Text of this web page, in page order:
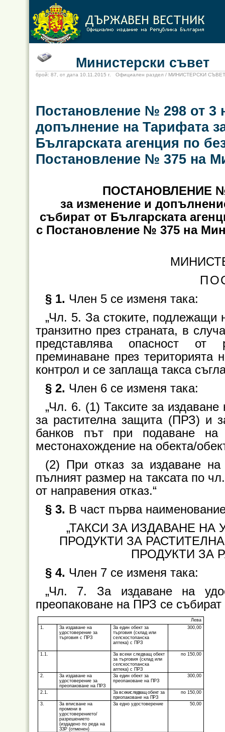
Министерски съвет
брой: 87, от дата 10.11.2015 г. Официален раздел / МИНИСТЕРСКИ СЪВЕТ
Постановление № 298 от 3
допълнение на Тарифата
Българската агенция по
Постановление № 375 на
ПОСТАНОВЛЕНИЕ №
за изменение и
събират от Българската
с Постановление № 375 на
§ 1. Члeн 5 се изменя така:
„Чл. 5. За стоките, подлежащи
транзитно през страната, в
представлява опасност от
преминаване през територията
контрол и се заплаща такса
§ 2. Члeн 6 се изменя така:
„Чл. 6. (1) Таксите за издаване
за растителна защита (ПРЗ) и
банков път при подаване на
местонахождение на обекта/
(2) При отказ за издаване
пълният размер на таксата по
от направения отказ.“
§ 3. В част първа
„ТАКСИ ЗА ИЗДАВАНЕ
ПРОДУКТИ ЗА
ПРОДУКТИ ЗА
§ 4. Члeн 7 се изменя така:
„Чл. 7. За издаване на
преопаковане на ПРЗ се събират
Лева
1.
За издаване на
удостоверение за
търговия с ПРЗ
За един обект за
търговия (склад или
селскостопанска
аптека) с ПРЗ
300,00
1.1.
За всеки следващ обект
за търговия (склад или
селскостопанска
аптека) с ПРЗ
по 150,00
2.
За издаване на
удостоверение за
преопаковане на ПРЗ
За един обект за
преопаковане на ПРЗ
300,00
2.1. Завсекиследващобект за
преопаковане на ПРЗ
по 150,00
3.
За вписване на
промени в
удостоверението/
разрешението
(издадено по реда на
ЗЗР (отменен)
За едно удостоверение 50,00